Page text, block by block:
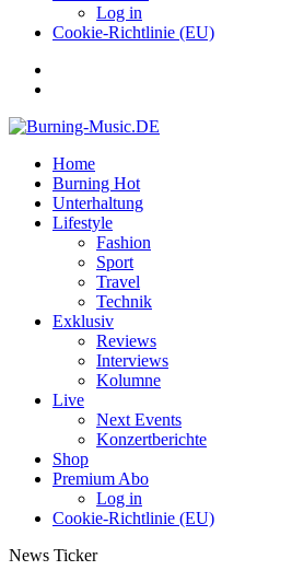
Log in
Cookie-Richtlinie (EU)
Home
Burning Hot
Unterhaltung
Lifestyle
Fashion
Sport
Travel
Technik
Exklusiv
Reviews
Interviews
Kolumne
Live
Next Events
Konzertberichte
Shop
Premium Abo
Log in
Cookie-Richtlinie (EU)
News Ticker